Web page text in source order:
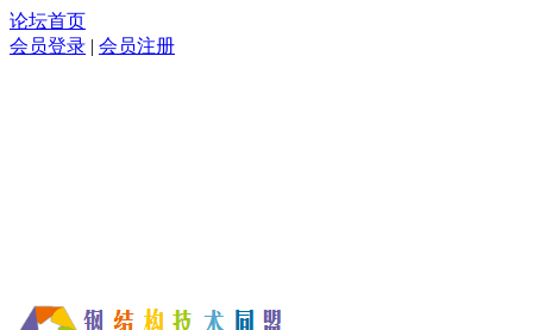
论坛首页
会员登录 | 会员注册